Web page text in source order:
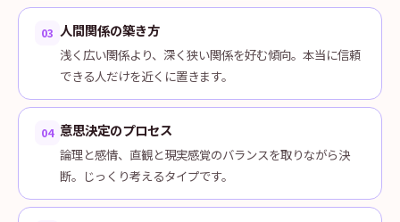
03 人間関係の築き方
浅く広い関係より、深く狭い関係を好む傾向。本当に信頼
できる人だけを近くに置きます。
04 意思決定のプロセス
論理と感情、直観と現実感覚のバランスを取りながら決
断。じっくり考えるタイプです。